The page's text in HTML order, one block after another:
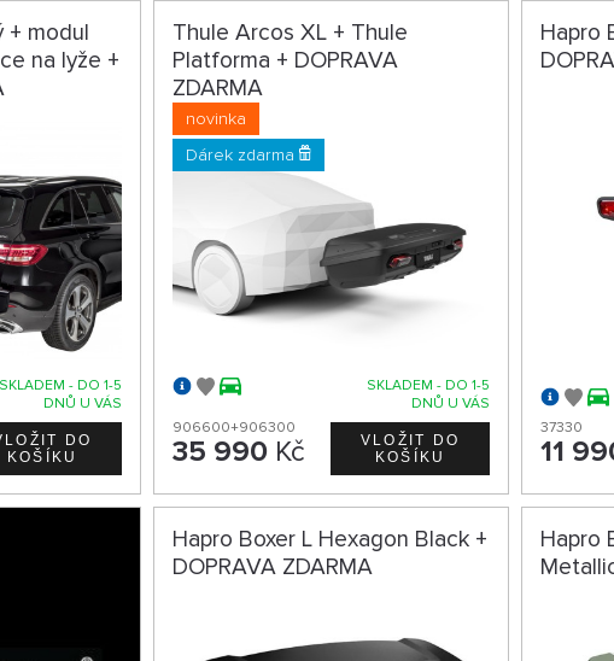
+ modul
na lyže +
SKLADEM - DO 1-5
DNŮ U VÁS
Thule Arcos XL + Thule
Platforma + DOPRAVA
ZDARMA
novinka
Dárek zdarma
SKLADEM - DO 1-5
DNŮ U VÁS
906600+906300
35 990Kč
Hapro
37330
11
Hapro Boxer L Hexagon Black +
DOPRAVA ZDARMA
Hapro